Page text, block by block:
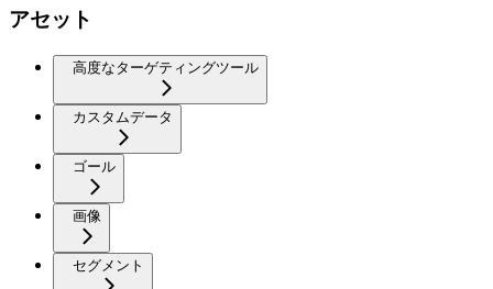
アセット
高度なターゲティングツール
カスタムデータ
ゴール
画像
セグメント